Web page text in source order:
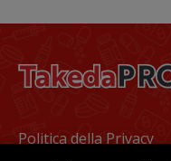
Politica della Privacy